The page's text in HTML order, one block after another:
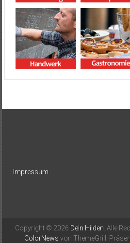
Impressum
Copyright © 2026 Dein Hilden. Alle
ColorNews von ThemeGrill.